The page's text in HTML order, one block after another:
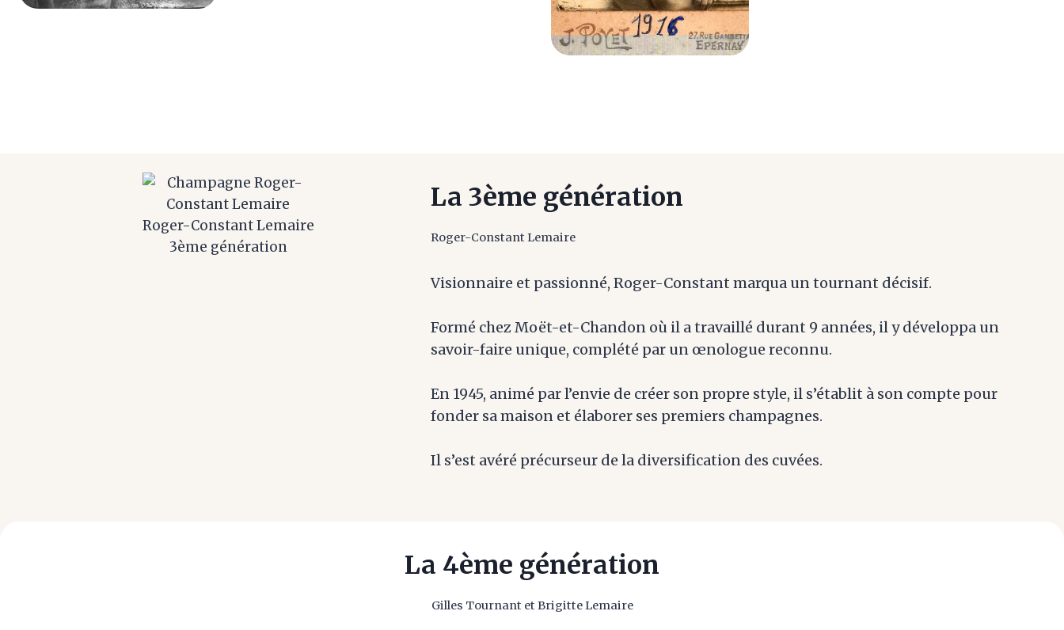
La 3ème génération
Roger-Constant Lemaire
Visionnaire et passionné, Roger-Constant marqua un tournant décisif.
Formé chez Moët-et-Chandon où il a travaillé durant 9 années, il y développa un
savoir-faire unique, complété par un œnologue reconnu.
En 1945, animé par l’envie de créer son propre style, il s’établit à son compte pour
fonder sa maison et élaborer ses premiers champagnes.
Il s’est avéré précurseur de la diversification des cuvées.
La 4ème génération
Gilles Tournant et Brigitte Lemaire